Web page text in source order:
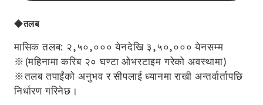
◆तलब
मासिक तलब: २,५०,००० येनदेखि ३,५०,००० येनसम्म
※(महिनामा करिब २० घण्टा ओभरटाइम गरेको अवस्थामा)
※तलब तपाईंको अनुभव र सीपलाई ध्यानमा राखी अन्तर्वार्तापछि
निर्धारण गरिनेछ।